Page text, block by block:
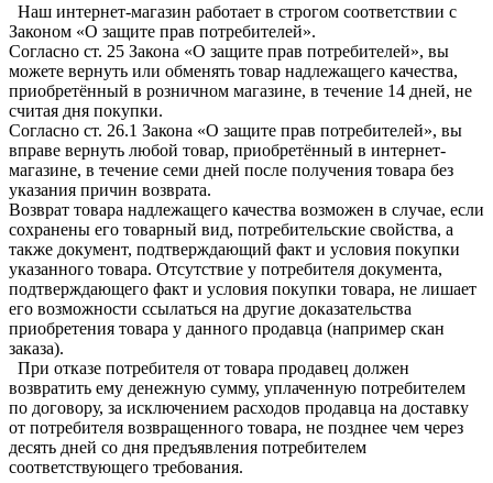
Наш интернет-магазин работает в строгом соответствии с
Законом «О защите прав потребителей».
Согласно ст. 25 Закона «О защите прав потребителей», вы
можете вернуть или обменять товар надлежащего качества,
приобретённый в розничном магазине, в течение 14 дней, не
считая дня покупки.
Согласно ст. 26.1 Закона «О защите прав потребителей», вы
вправе вернуть любой товар, приобретённый в интернет-
магазине, в течение семи дней после получения товара без
указания причин возврата.
Возврат товара надлежащего качества возможен в случае, если
сохранены его товарный вид, потребительские свойства, а
также документ, подтверждающий факт и условия покупки
указанного товара. Отсутствие у потребителя документа,
подтверждающего факт и условия покупки товара, не лишает
его возможности ссылаться на другие доказательства
приобретения товара у данного продавца (например скан
заказа).
При отказе потребителя от товара продавец должен
возвратить ему денежную сумму, уплаченную потребителем
по договору, за исключением расходов продавца на доставку
от потребителя возвращенного товара, не позднее чем через
десять дней со дня предъявления потребителем
соответствующего требования.